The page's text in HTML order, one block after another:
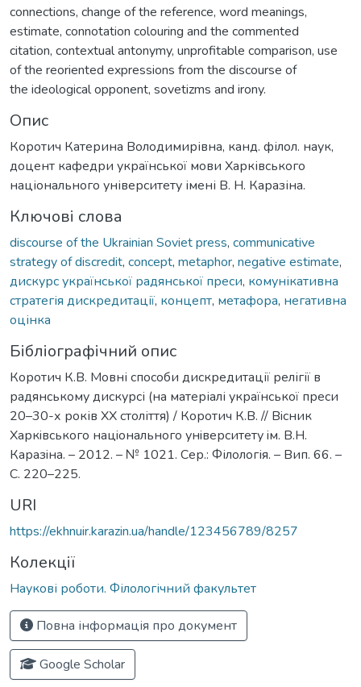
connections, change of the reference, word meanings,
estimate, connotation colouring and the commented
citation, contextual antonymy, unprofitable comparison, use
of the reoriented expressions from the discourse of
the ideological opponent, sovetizms and irony.
Опис
Коротич Катерина Володимирівна, канд. філол. наук,
доцент кафедри української мови Харківського
національного університету імені В. Н. Каразіна.
Ключові слова
discourse of the Ukrainian Soviet press, communicative
strategy of discredit, concept, metaphor, negative estimate,
дискурс української радянської преси, комунікативна
стратегія дискредитації, концепт, метафора, негативна
оцінка
Бібліографічний опис
Коротич К.В. Мовні способи дискредитації релігії в
радянському дискурсі (на матеріалі української преси
20–30-х років XX століття) / Коротич К.В. // Вiсник
Харкiвського нацiонального унiверситету iм. В.Н.
Каразiна. – 2012. – № 1021. Сер.: Філологія. – Вип. 66. –
С. 220–225.
URI
https://ekhnuir.karazin.ua/handle/123456789/8257
Колекції
Наукові роботи. Філологічний факультет
Повна інформація про документ
Google Scholar